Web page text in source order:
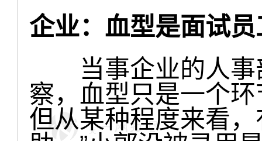
企业：血型是面试
当事企业的人事
察，血型只是一个
但从某种程度来看